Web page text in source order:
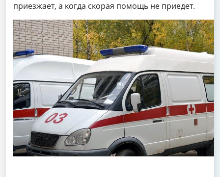
приезжает, а когда скорая помощь не приедет.